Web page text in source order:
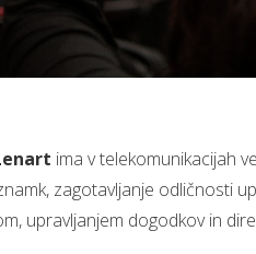
ima v telekomunikacijah
zagotavljanje odličnosti
upravljanjem dogodkov in